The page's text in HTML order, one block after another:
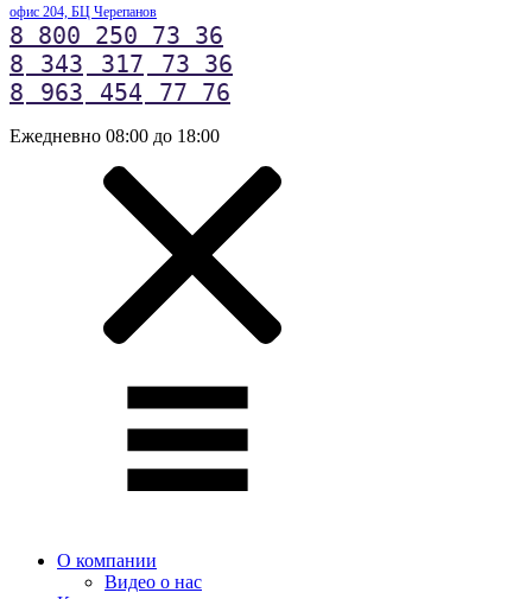
офис 204, БЦ Черепанов
8 800 250 73 36
8
343 317
73 36
8
963 454 77 76
Ежедневно 08:00 до 18:00
О компании
Видео о нас